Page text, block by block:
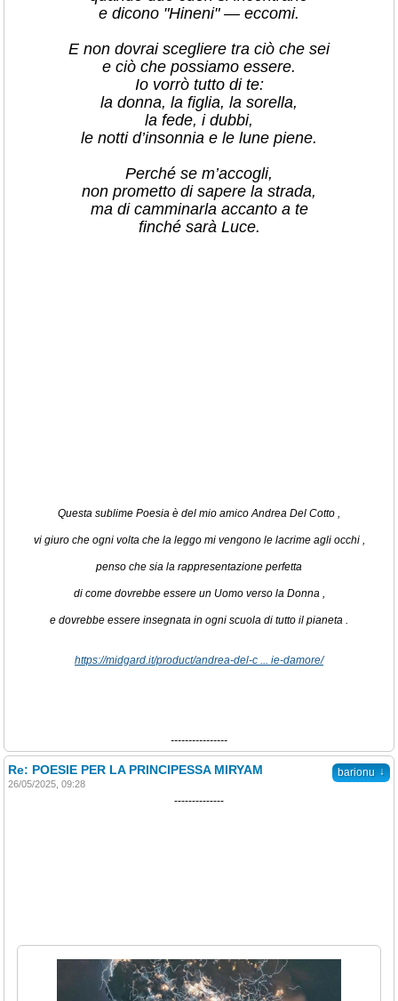
e dicono "Hineni" — eccomi.
E non dovrai scegliere tra ciò che sei
e ciò che possiamo essere.
Io vorrò tutto di te:
la donna, la figlia, la sorella,
la fede, i dubbi,
le notti d’insonnia e le lune piene.
Perché se m’accogli,
non prometto di sapere la strada,
ma di camminarla accanto a te
finché sarà Luce.
Questa sublime Poesia è del mio amico Andrea Del Cotto ,
vi giuro che ogni volta che la leggo mi vengono le lacrime agli occhi ,
penso che sia la rappresentazione perfetta
di come dovrebbe essere un Uomo verso la Donna ,
e dovrebbe essere insegnata in ogni scuola di tutto il pianeta .
https://midgard.it/product/andrea-del-c ... ie-damore/
----------------
barionu ↓
Re: POESIE PER LA PRINCIPESSA MIRYAM
26/05/2025, 09:28
--------------